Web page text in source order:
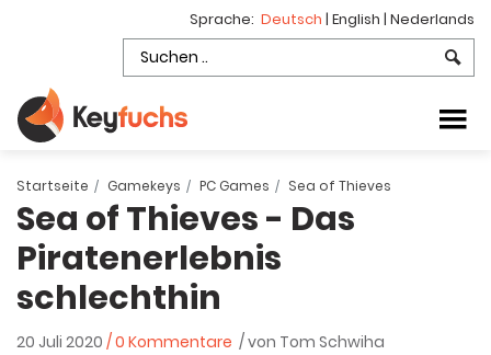
Sprache: Deutsch | English | Nederlands
Startseite Gamekeys PC Games Sea of Thieves
Sea of Thieves - Das
Piratenerlebnis
schlechthin
20 Juli 2020 / 0 Kommentare / von Tom Schwiha